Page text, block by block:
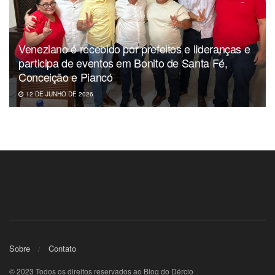
Epitácio Pessoa. O objetivo é sensibilizar a população
para o problema e cobrar soluções por parte do governo.
Veneziano é recebido por prefeitos e lideranças e
participa de eventos em Bonito de Santa Fé,
Conceição e Piancó
12 DE JUNHO DE 2026
Sobre Contato
© 2023 Todos os direitos reservados ao Blog do Dércio